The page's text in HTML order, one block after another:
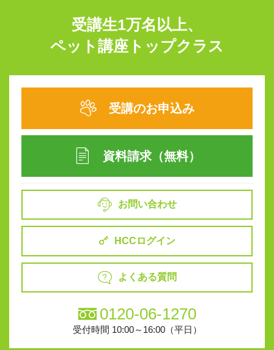
受講生1万名以上、
ペット講座トップクラス
受講のお申込み
資料請求（無料）
お問い合わせ
HCCログイン
よくある質問
0120-06-1270
受付時間 10:00～16:00（平日）